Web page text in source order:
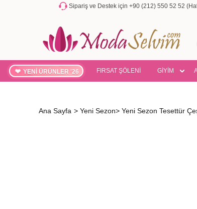
Sipariş ve Destek için +90 (212) 550 52 52
YENİ ÜRÜNLER '26 FIRSAT ŞÖLENİ GİYİM
Ana Sayfa > Yeni Sezon> Yeni Sezon Tesettür